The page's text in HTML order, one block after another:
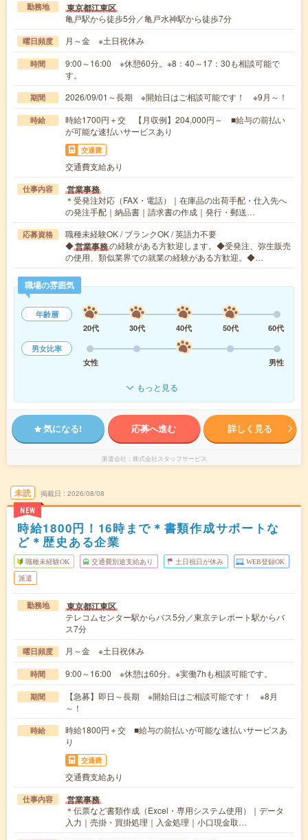
勤務地 東京都江東区
亀戸駅から徒歩5分／亀戸水神駅から徒歩7分
曜日頻度 月～金 ※土日祝休み
時間
9:00～16:00 ※休憩60分。※8：40～17：30も相談可能で
す。
期間 2026/09/01～長期 ※開始日はご相談可能です！ ※9月～！
時給
時給1700円＋交 【月収例】204,000円～ ■給与の前払い
が可能な速払いサービスあり
交通費
交通費支給あり
仕事内容 営業事務
＊受発注対応（FAX・電話）｜在庫品の出荷手配・仕入先へ
の発注手配｜納品書｜請求書の作成｜発行・郵送…
応募資格
職種未経験OK / ブランクOK / 英語力不要
◆営業事務の経験がある方歓迎します。◆受発注、弥生販売
の使用、類似業界での就業の経験がある方歓迎。◆…
職場の雰囲気
年齢層
20代
30代 40代 50代
60代
男女比率
女性
男性
もっと見る
気になる! 応募へ進む 詳しく見る
派遣会社 株式会社スタッフサービス
未読
NEW
掲載日 2026/08/08
時給1800円！16時まで＊書類作成サポートな
ど＊歴史ある企業
職種未経験OK 交通費別途支給あり 土日祝日が休み WEB登録OK
派遣
勤務地 東京都江東区
テレコムセンター駅からバス5分／東京テレポート駅からバ
ス7分
曜日頻度 月～金 ※土日祝休み
時間 9:00～16:00 ※休憩は60分。※実働7hも相談可能です。
期間
【急募】即日～長期 ※開始日はご相談可能です！ ※8月
～！
時給
時給1800円＋交 ■給与の前払いが可能な速払いサービスあ
り
交通費
交通費支給あり
仕事内容 営業事務
＊伝票など書類作成（Excel・専用システム使用）｜データ
入力｜売掛・買掛処理｜入金処理｜小口現金取…